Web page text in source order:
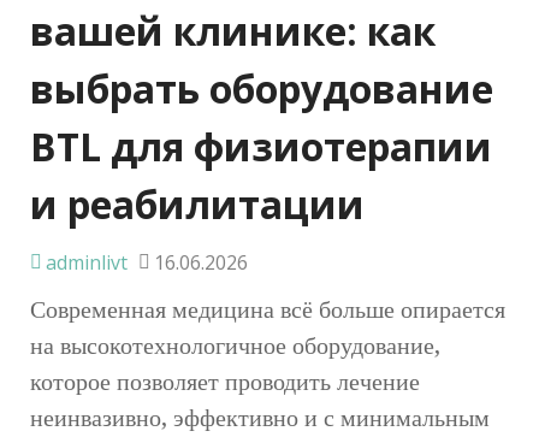
вашей клинике: как
выбрать оборудование
BTL для физиотерапии
и реабилитации
adminlivt 16.06.2026
Современная медицина всё больше опирается
на высокотехнологичное оборудование,
которое позволяет проводить лечение
неинвазивно, эффективно и с минимальным